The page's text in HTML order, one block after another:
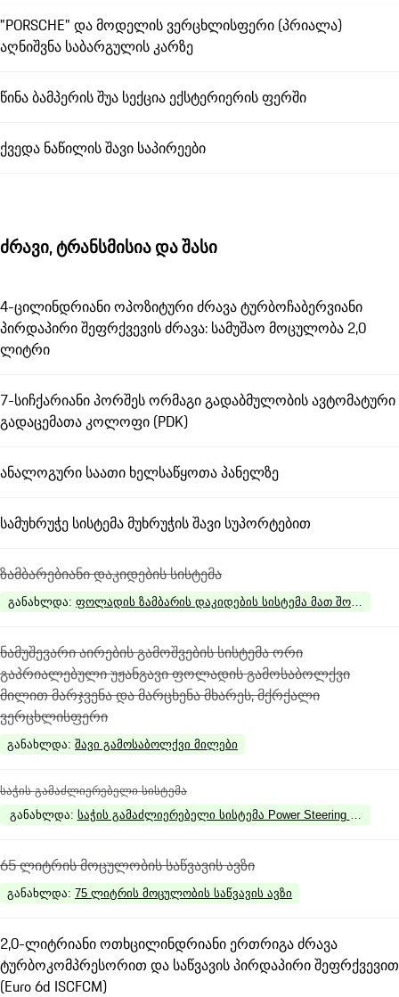
"PORSCHE" და მოდელის ვერცხლისფერი (პრიალა)
აღნიშვნა საბარგულის კარზე
წინა ბამპერის შუა სექცია ექსტერიერის ფერში
ქვედა ნაწილის შავი საპირეები
ძრავი, ტრანსმისია და შასი
4-ცილინდრიანი ოპოზიტური ძრავა ტურბოჩაბერვიანი
პირდაპირი შეფრქვევის ძრავა: სამუშაო მოცულობა 2,0
ლიტრი
7-სიჩქარიანი პორშეს ორმაგი გადაბმულობის ავტომატური
გადაცემათა კოლოფი (PDK)
ანალოგური საათი ხელსაწყოთა პანელზე
სამუხრუჭე სისტემა მუხრუჭის შავი სუპორტებით
ზამბარებიანი დაკიდების სისტემა
განახლდა: ფოლადის ზამბარის დაკიდების სისტემა მათ შორის
ნამუშევარი აირების გამოშვების სისტემა ორი
გაპრიალებული უჟანგავი ფოლადის გამოსაბოლქვი
მილით მარჯვენა და მარცხენა მხარეს, მქრქალი
ვერცხლისფერი
განახლდა: შავი გამოსაბოლქვი მილები
საჭის გამაძლიერებელი სისტემა
განახლდა: საჭის გამაძლიერებელი სისტემა Power Steering Plus
65 ლიტრის მოცულობის საწვავის ავზი
განახლდა: 75 ლიტრის მოცულობის საწვავის ავზი
2,0-ლიტრიანი ოთხცილინდრიანი ერთრიგა ძრავა
ტურბოკომპრესორით და საწვავის პირდაპირი შეფრქვევით
(Euro 6d ISCFCM)